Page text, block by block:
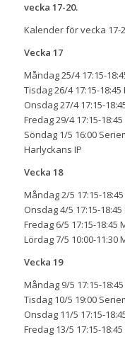
vecka 17-20.
Kalender för vecka 17-
Vecka 17
Måndag 25/4 17:15-
Tisdag 26/4 17:15-
Onsdag 27/4 17:15-
Fredag 29/4 17:15-
Söndag 1/5 16:00
Harlyckans IP
Vecka 18
Måndag 2/5 17:15-
Onsdag 4/5 17:15-
Fredag 6/5 17:15-
Lördag 7/5 10:00-11:30
Vecka 19
Måndag 9/5 17:15-
Tisdag 10/5 19:00
Onsdag 11/5 17:15-
Fredag 13/5 17:15-